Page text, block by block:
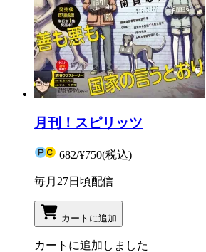
月刊！スピリッツ
682/¥750(税込)
毎月27日頃配信
カートに追加
カートに追加しました